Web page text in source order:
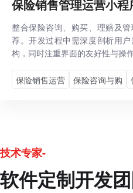
保险销售管理运营小程
整合保险咨询、购买、理赔及
荐。开发过程中需深度剖析用
构，同时注重界面的友好性与操
保险销售运营 保险咨询与购
技术专家-
软件定制开发